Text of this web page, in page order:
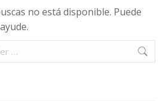
no está disponible. Puede